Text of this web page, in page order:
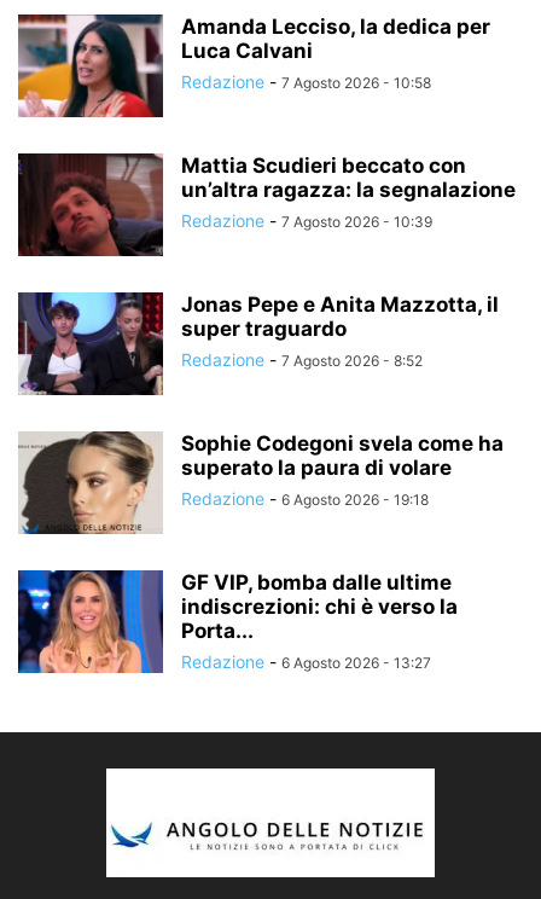
Amanda Lecciso, la dedica per
Luca Calvani
Redazione - 7 Agosto 2026 - 10:58
Mattia Scudieri beccato con
un’altra ragazza: la segnalazione
Redazione - 7 Agosto 2026 - 10:39
Jonas Pepe e Anita Mazzotta, il
super traguardo
Redazione - 7 Agosto 2026 - 8:52
Sophie Codegoni svela come ha
superato la paura di volare
Redazione - 6 Agosto 2026 - 19:18
GF VIP, bomba dalle ultime
indiscrezioni: chi è verso la
Porta...
Redazione - 6 Agosto 2026 - 13:27